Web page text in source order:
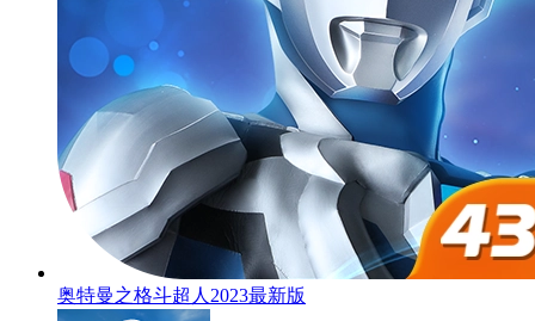
奥特曼之格斗超人2023最新版